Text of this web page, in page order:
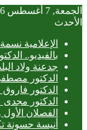
الجمعة, 7 أغسطس 2026
الأحدث
الإعلامية
بالفيديو.. ‎الدكتور ناصر رضوان خالد ومقترح الاشراف الهندسي الفعلي على المباني
جدعنة ولاد
الدكتور
الدكتور فاروق
الدكتور مجدى
الفصلان
أنيسة حسونة